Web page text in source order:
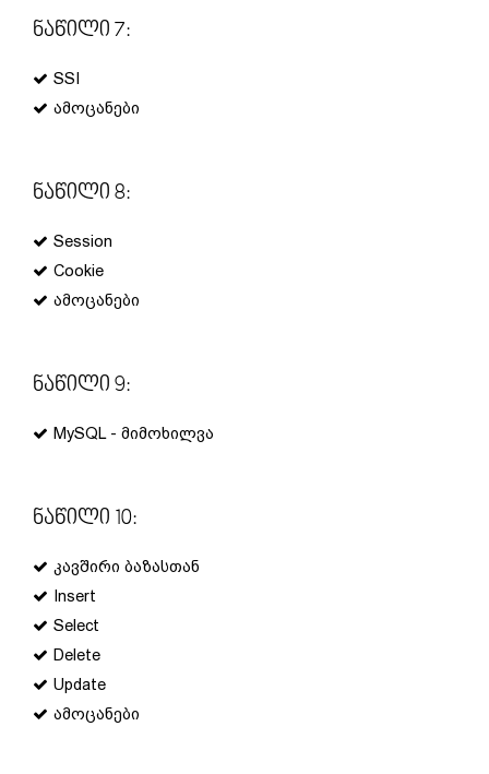
Ნაწილი 7:
SSI
ამოცანები
Ნაწილი 8:
Session
Cookie
ამოცანები
Ნაწილი 9:
MySQL - მიმოხილვა
Ნაწილი 10:
კავშირი ბაზასთან
Insert
Select
Delete
Update
ამოცანები